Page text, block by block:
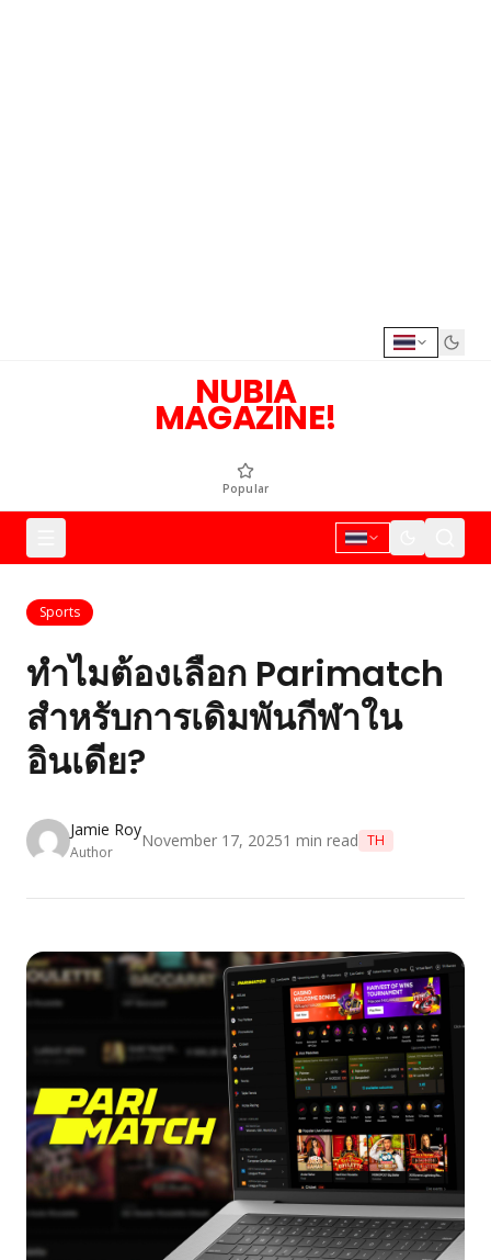
NUBIA
MAGAZINE!
Popular
Sports
ทำไมต้องเลือก Parimatch
สำหรับการเดิมพันกีฬาใน
อินเดีย?
Jamie Roy
Author
November 17, 20251 min read TH